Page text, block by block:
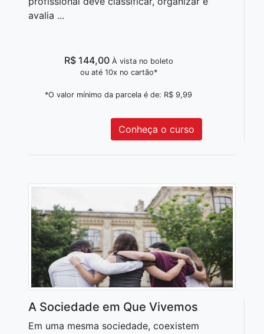
avalia ...
R$ 144,00 À vista no boleto
ou até 10x no cartão*
*O valor mínimo da parcela é de: R$ 9,99
Conheça o curso
A Sociedade em Que Vivemos
Em uma mesma sociedade, coexistem